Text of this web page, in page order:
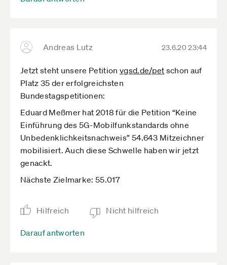
Andreas Lutz 23.6.20 23:44
Jetzt steht unsere Petition vgsd.de­/pet schon auf
Platz 35 der erfolgreichsten
Bundestagspetitionen:
Eduard Meßmer hat 2018 für die Petition “Keine
Einführung des 5G-Mobilfunkstandards ohne
Unbedenklichkeitsnachweis” 54.643 Mitzeichner
mobilisiert. Auch diese Schwelle haben wir jetzt
genackt.
Nächste Zielmarke: 55.017
Hilfreich Nicht hilfreich
Darauf antworten